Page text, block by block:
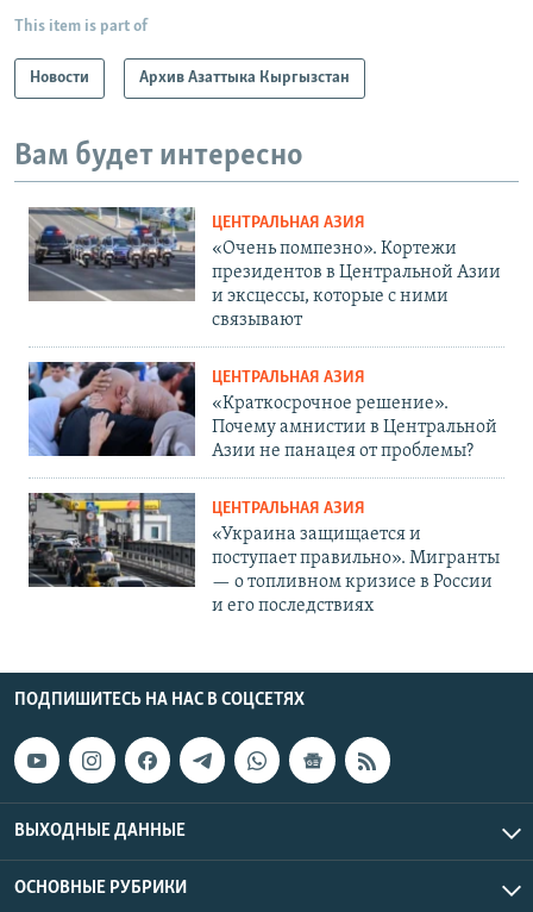
This item is part of
Новости Архив Азаттыка Кыргызстан
Вам будет интересно
ЦЕНТРАЛЬНАЯ АЗИЯ
«Очень помпезно». Кортежи
президентов в Центральной Азии
и эксцессы, которые с ними
связывают
ЦЕНТРАЛЬНАЯ АЗИЯ
«Краткосрочное решение».
Почему амнистии в Центральной
Азии не панацея от проблемы?
ЦЕНТРАЛЬНАЯ АЗИЯ
«Украина защищается и
поступает правильно». Мигранты
— о топливном кризисе в России
и его последствиях
ПОДПИШИТЕСЬ НА НАС В СОЦСЕТЯХ
ВЫХОДНЫЕ ДАННЫЕ
ОСНОВНЫЕ РУБРИКИ